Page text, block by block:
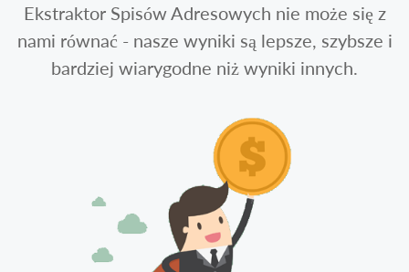
Ekstraktor Spisów Adresowych nie może się z
nami równać - nasze wyniki są lepsze, szybsze i
bardziej wiarygodne niż wyniki innych.